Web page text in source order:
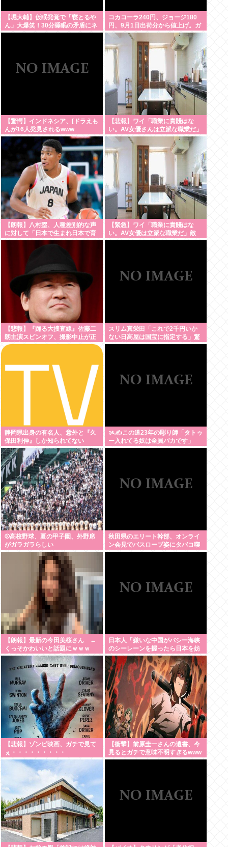
【堀大輔】仮眠発覚で「寝とるや
ん」大爆笑！30分睡眠の矛盾にネ
ット騒然
コカコーラ240円、ジョージ180
円、9月1日出荷分から値上げ。ガ
ソリンより高いとか意味不明すぎ
【驚愕】インドネシア、[ドラえも
んが16人発見されるwww
【悲報】ワイ「職業に貴賤はな
い。AV女優さんは立派な職業だ」
敵さん「じゃあ君の娘がAV出ても
ええの？」www
【朗報】八村塁、人種差別的な声
に対して「日本で生まれ日本で育
ち日本語話す。誰に何を言われよ
【緊急】ワイ「職業に貴賤はな
い。AV女優は立派な職業だ」敵
「じゃあ君の娘がAV出てもええ
【悲報】『踊る大捜査線』佐藤二
朗主演スピンオフ、撮影中止が正
式決定
スリム真栄田「これで2千円いか
ない日高屋は国宝に指定する」驚
異の料金＆量に反響続々「日高屋
静岡県出身の有名人、意外と『久
保田利伸』しか知られてない
ᝰ✍この道23年の彫り師「タトゥ
ー入れてる奴は全員バカです」
⚾高校野球、夏の甲子園、外野席
がガラガラらしい
秋田県のエリート幹部、オンライ
ン会見でバスローブ姿にタバコ喫
煙。ワイルドすぎると話題に
【朗報】最新の今田美桜さん ←
くっそかわいいと話題にｗｗｗ
【Pickup08083021】
日本人「嫌いな中国がバシー海峡
のシーレーンを握ったら日本を妨
害するに違いない、だから台湾支
援だムキー」つまりそういうこと
でしょ
【悲報】ゾンビ映画、ガチで見て
ぇ・・・・・・・・・
【衝撃】前原圭一さんの遺書、今
見るとガチで意味不明すぎるwww